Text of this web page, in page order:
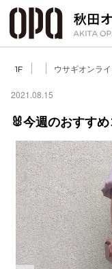
1F ウサギオンラ
2021.08.15
🐰今週のおすす